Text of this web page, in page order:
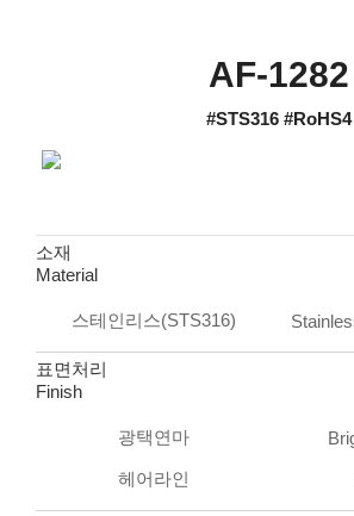
AF-1282
#STS316 #RoHS4
소재
Material
스테인리스(STS316)
표면처리
Finish
광택연마
헤어라인